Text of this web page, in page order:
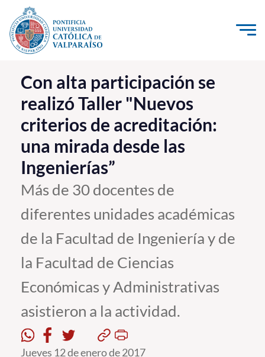
Click acá para ir directamente al contenido
La Universidad
Investigación, Creación e Innovación
PUCV Internacional
Vinculación con el Medio
Admisión
Pregrado
Postgrado
Formación Continua
Académicos
Funcionarios
Con alta participación se
realizó Taller "Nuevos
criterios de acreditación:
una mirada desde las
Ingenierías”
Más de 30 docentes de
diferentes unidades académicas
de la Facultad de Ingeniería y de
la Facultad de Ciencias
Económicas y Administrativas
asistieron a la actividad.
Jueves 12 de enero de 2017